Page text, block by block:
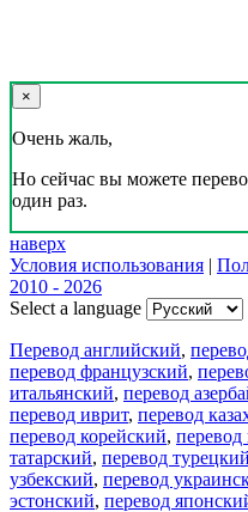
×
Очень жаль,
Но сейчас вы можете
один раз.
наверх
Условия использования |
2010 - 2026
Select a language
Перевод английский,
перевод французский,
итальянский, перевод
перевод иврит, перевод
перевод корейский, перевод
татарский, перевод турецкий
узбекский, перевод
эстонский, перевод